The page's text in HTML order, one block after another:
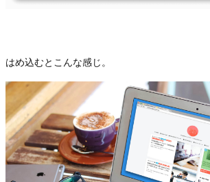
はめ込むとこんな感じ。